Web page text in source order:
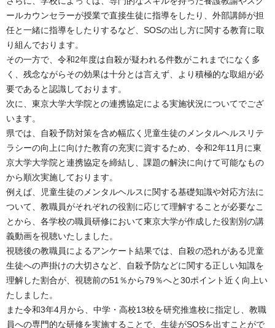
ールカウンセラーが授業で直接生徒に指導をしたり、外部講師が担
任と一緒に指導をしたりするなど、SOSの出し方に関する教育に取
り組んでおります。
その一方で、令和2年度は自殺が疑われる件数がこれまでになく多
く、残念ながらその効果は十分とは言えず、より積極的な取組が必
要であると認識しております。
次に、東京大学大学院との連携協定による実施状況についてでござ
います。
県では、自殺予防対策を含め幅広く児童生徒のメンタルヘルスリテ
ラシーの向上に向けた教育の充実に資するため、令和2年11月に東
京大学大学院と連携協定を締結し、課題の解決に向けて可能なもの
から順次実施しております。
例えば、児童生徒のメンタルヘルスに関する基礎知識や対応方法に
ついて、教職員がそれぞれの役割に応じて理解することが必要なこ
とから、各学校の職員研修において東京大学が作成した役割別の講
義動画を視聴いたしました。
視聴後の教職員によるアンケート結果では、自殺の恐れがある児童
生徒への声掛けの大切さなど、自殺予防などに関する正しい知識を
理解した割合が、視聴前の51％から79％へと30ポイント近く向上い
たしました。
また令和3年4月から、中学・高校13校を研究推進校に指定し、教職
員への専門的な研修を実施することで、生徒がSOSを出すことがで